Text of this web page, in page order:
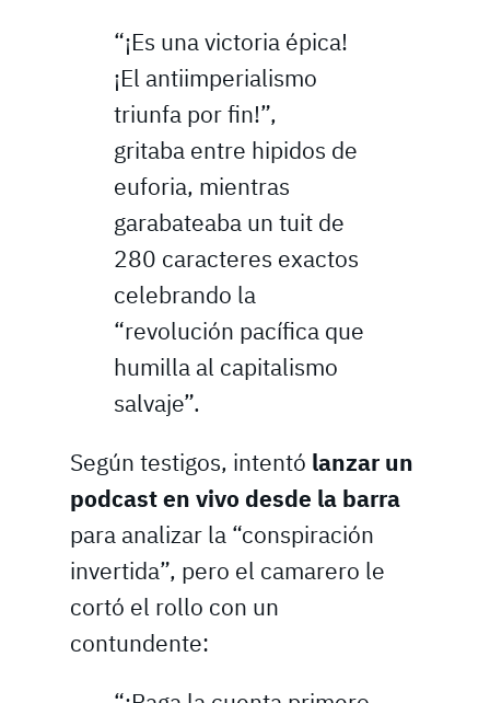
“¡Es una victoria épica!
¡El antiimperialismo
triunfa por fin!”,
gritaba entre hipidos de
euforia, mientras
garabateaba un tuit de
280 caracteres exactos
celebrando la
“revolución pacífica que
humilla al capitalismo
salvaje”.
Según testigos, intentó lanzar un
podcast en vivo desde la barra
para analizar la “conspiración
invertida”, pero el camarero le
cortó el rollo con un
contundente: